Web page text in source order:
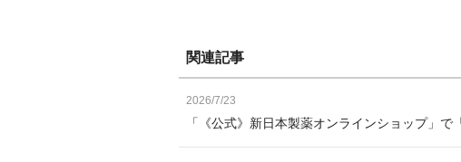
関連記事
2026/7/23
「《公式》新日本製薬オンラインショップ」で